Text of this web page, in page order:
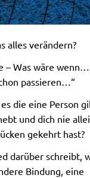
alles verändern?
– Was wäre
passieren…“
die eine Person
und dich nie
gekehrt hast?
darüber schreibt,
Bindung, eine